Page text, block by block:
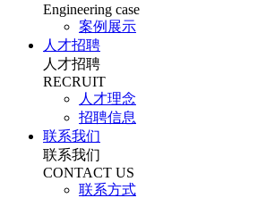
Engineering case
案例展示
人才招聘
人才招聘
RECRUIT
人才理念
招聘信息
联系我们
联系我们
CONTACT US
联系方式